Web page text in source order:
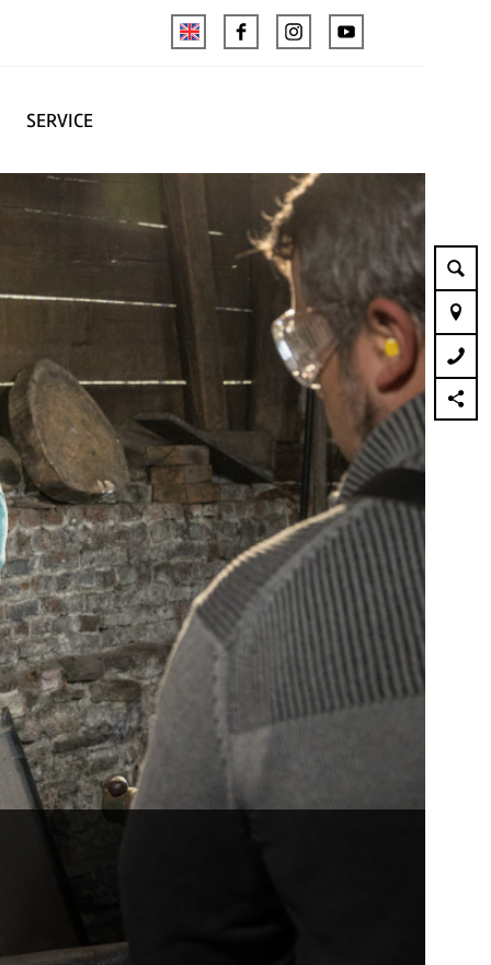
SERVICE